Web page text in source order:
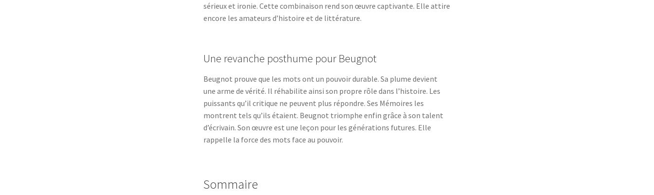
sérieux et ironie. Cette combinaison rend son œuvre captivante. Elle attire
encore les amateurs d’histoire et de littérature.
Une revanche posthume pour Beugnot
Beugnot prouve que les mots ont un pouvoir durable. Sa plume devient
une arme de vérité. Il réhabilite ainsi son propre rôle dans l’histoire. Les
puissants qu’il critique ne peuvent plus répondre. Ses Mémoires les
montrent tels qu’ils étaient. Beugnot triomphe enfin grâce à son talent
d’écrivain. Son œuvre est une leçon pour les générations futures. Elle
rappelle la force des mots face au pouvoir.
Sommaire